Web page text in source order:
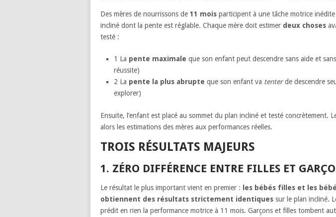
Des mères de nourrissons de 11 mois participent à une tâche motrice
incliné dont la pente est réglable. Chaque mère doit estimer deux choses
testé :
1 La pente maximale que son enfant peut descendre sans aide et
réussite)
2 La pente la plus abrupte que son enfant va tenterde descendre
explorer)
Ensuite, l’enfant est placé au sommet du plan incliné et testé concrètement.
alors les estimations des mères aux performances réelles.
TROIS RÉSULTATS MAJEURS
1. ZÉRO DIFFÉRENCE ENTRE FILLES ET
Le résultat le plus important vient en premier :
les bébés filles et les
obtiennent des résultats strictement identiques sur le plan incliné.
prédit en rien la performance motrice à 11 mois. Garçons et filles tombent